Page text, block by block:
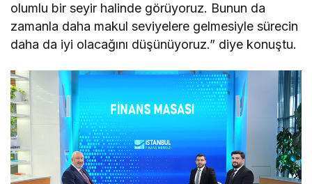
olumlu bir seyir halinde görüyoruz. Bunun da
zamanla daha makul seviyelere gelmesiyle sürecin
daha da iyi olacağını düşünüyoruz.” diye konuştu.